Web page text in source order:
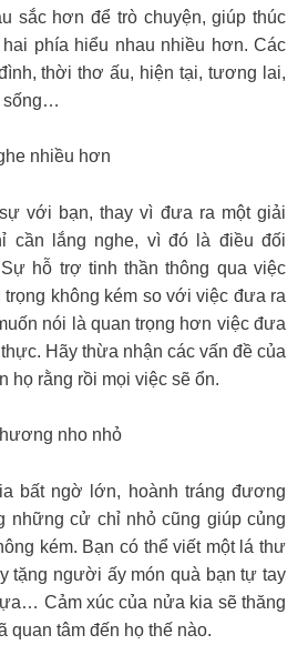
sắc hơn để trò chuyện, giúp thúc
phía hiểu nhau nhiều hơn. Các
thời thơ ấu, hiện tại, tương lai,
sống…
nhiều hơn
với bạn, thay vì đưa ra một giải
cần lắng nghe, vì đó là điều đối
hỗ trợ tinh thần thông qua việc
trọng không kém so với việc đưa ra
nói là quan trọng hơn việc đưa
Hãy thừa nhận các vấn đề của
họ rằng rồi mọi việc sẽ ổn.
nho nhỏ
bất ngờ lớn, hoành tráng đương
những cử chỉ nhỏ cũng giúp củng
kém. Bạn có thể viết một lá thư
tặng người ấy món quà bạn tự tay
Cảm xúc của nửa kia sẽ thăng
quan tâm đến họ thế nào.